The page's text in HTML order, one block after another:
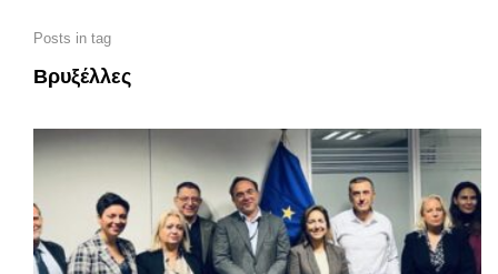
Posts in tag
Βρυξέλλες